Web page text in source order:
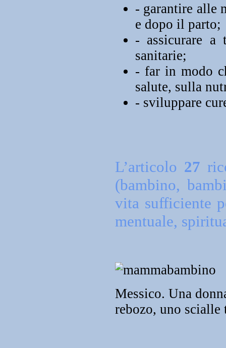
- garantire alle
e dopo il parto;
- assicurare
sanitarie;
- far in modo
salute, sulla
- sviluppare
L’articolo 27
(bambino,
vita sufficiente
mentuale,
Messico. Una
rebozo, uno